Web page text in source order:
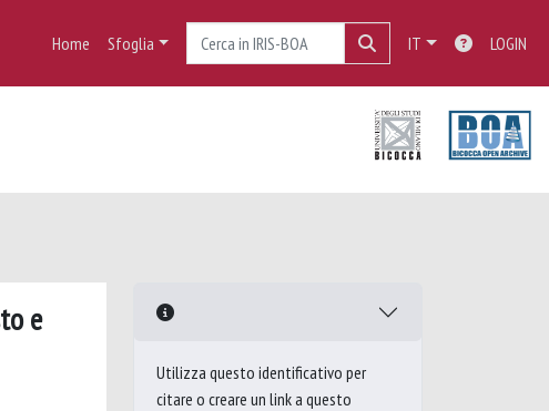
Home Sfoglia IT LOGIN
e
Utilizza questo identificativo per
citare o creare un link a questo